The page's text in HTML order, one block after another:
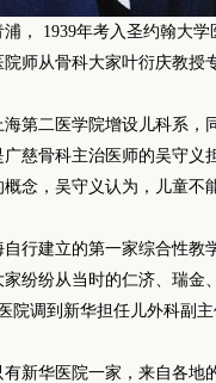
1939年考入圣约翰大学
从骨科大家叶衍庆教授
二医学院增设儿科系，
慈骨科主治医师的吴守义
，吴守义认为，儿童不
建立的第一家综合性教
纷纷从当时的仁济、瑞金
院调到新华担任儿外科副
华医院一家，来自各地